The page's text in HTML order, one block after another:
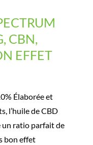
CBN,
EFFET
Élaborée et
l’huile de CBD
un ratio parfait de
bon effet